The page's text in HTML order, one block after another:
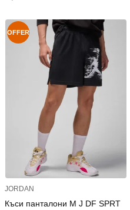
OFFER
JORDAN
Къси панталони M J DF SPRT